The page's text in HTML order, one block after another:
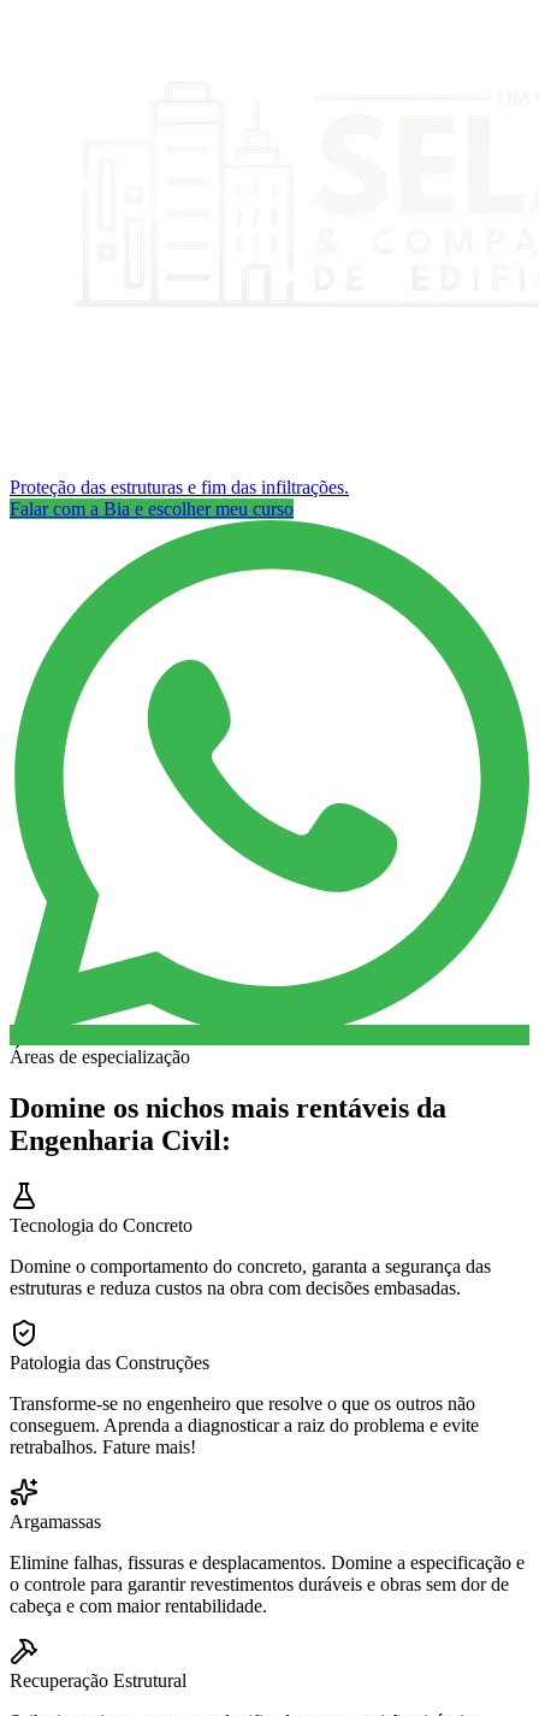
Proteção das estruturas e fim das infiltrações.
Falar com a Bia e escolher meu curso
Áreas de especialização
Domine os nichos mais rentáveis da
Engenharia Civil:
Tecnologia do Concreto
Domine o comportamento do concreto, garanta a segurança das
estruturas e reduza custos na obra com decisões embasadas.
Patologia das Construções
Transforme-se no engenheiro que resolve o que os outros não
conseguem. Aprenda a diagnosticar a raiz do problema e evite
retrabalhos. Fature mais!
Argamassas
Elimine falhas, fissuras e desplacamentos. Domine a especificação e
o controle para garantir revestimentos duráveis e obras sem dor de
cabeça e com maior rentabilidade.
Recuperação Estrutural